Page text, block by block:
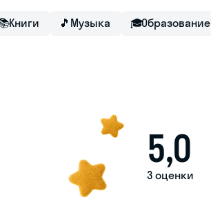
Книги 🎵 Музыка 🎓Образование
5,0
3 оценки